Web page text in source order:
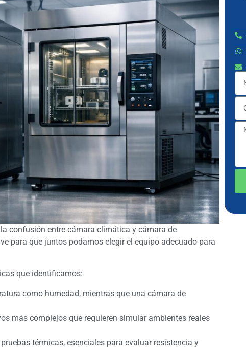
confusión entre cámara climática y cámara de
para que juntos podamos elegir el equipo adecuado para
que identificamos:
como humedad, mientras que una cámara de
más complejos que requieren simular ambientes reales
térmicas, esenciales para evaluar resistencia y